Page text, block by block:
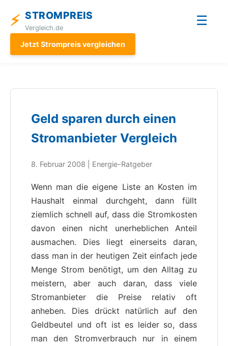
⚡ STROMPREIS
Vergleich.de ☰
Jetzt Strompreis vergleichen
Geld sparen durch einen
Stromanbieter Vergleich
8. Februar 2008 | Energie-Ratgeber
Wenn man die eigene Liste an Kosten im
Haushalt einmal durchgeht, dann füllt
ziemlich schnell auf, dass die Stromkosten
davon einen nicht unerheblichen Anteil
ausmachen. Dies liegt einerseits daran,
dass man in der heutigen Zeit einfach jede
Menge Strom benötigt, um den Alltag zu
meistern, aber auch daran, dass viele
Stromanbieter die Preise relativ oft
anheben. Dies drückt natürlich auf den
Geldbeutel und oft ist es leider so, dass
man den Stromverbrauch nur in einem